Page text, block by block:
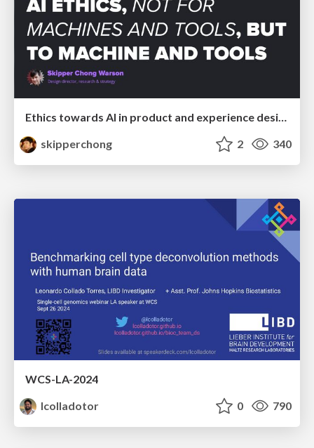
Ethics towards AI in product and experience design
skipperchong
2 340
WCS-LA-2024
lcolladotor
0 790